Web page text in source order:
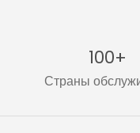
100+
Страны